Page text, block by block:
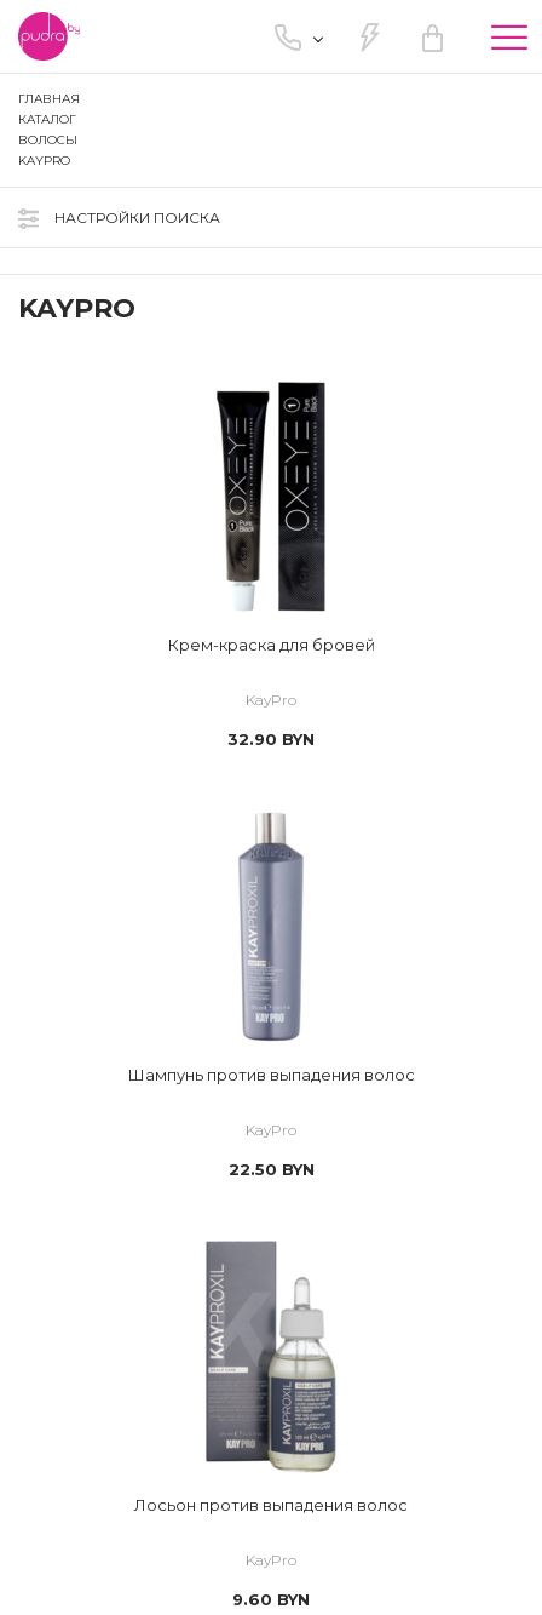
ГЛАВНАЯ
КАТАЛОГ
ВОЛОСЫ
KAYPRO
НАСТРОЙКИ ПОИСКА
KAYPRO
Крем-краска для бровей
KayPro
32.90 BYN
Шампунь против выпадения волос
KayPro
22.50 BYN
Лосьон против выпадения волос
KayPro
9.60 BYN